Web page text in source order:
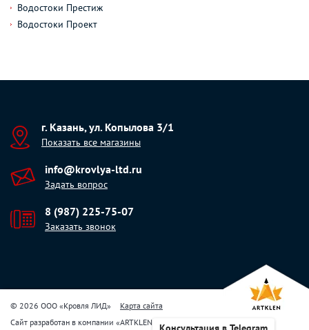
Водостоки Престиж
Водостоки Проект
г. Казань, ул. Копылова 3/1
Показать все магазины
info@krovlya-ltd.ru
Задать вопрос
8 (987) 225-75-07
Заказать звонок
© 2026 ООО «Кровля ЛИД»
Карта сайта
Сайт разработан в компании «ARTKLEN